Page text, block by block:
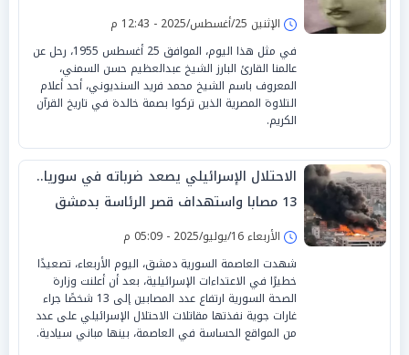
الإثنين 25/أغسطس/2025 - 12:43 م
في مثل هذا اليوم، الموافق 25 أغسطس 1955، رحل عن
عالمنا القارئ البارز الشيخ عبدالعظيم حسن السمني،
المعروف باسم الشيخ محمد فريد السنديوني، أحد أعلام
التلاوة المصرية الذين تركوا بصمة خالدة في تاريخ القرآن
الكريم.
الاحتلال الإسرائيلي يصعد ضرباته في سوريا..
13 مصابا واستهداف قصر الرئاسة بدمشق
الأربعاء 16/يوليو/2025 - 05:09 م
شهدت العاصمة السورية دمشق، اليوم الأربعاء، تصعيدًا
خطيرًا في الاعتداءات الإسرائيلية، بعد أن أعلنت وزارة
الصحة السورية ارتفاع عدد المصابين إلى 13 شخصًا جراء
غارات جوية نفذتها مقاتلات الاحتلال الإسرائيلي على عدد
من المواقع الحساسة في العاصمة، بينها مباني سيادية.